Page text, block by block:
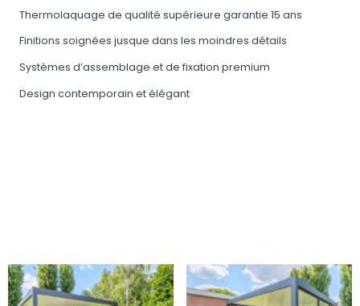
Thermolaquage de qualité supérieure garantie 15 ans
Finitions soignées jusque dans les moindres détails
Systèmes d’assemblage et de fixation premium
Design contemporain et élégant